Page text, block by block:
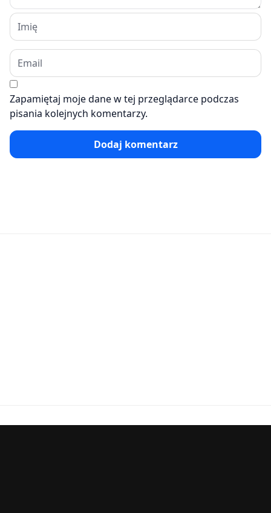
Zapamiętaj moje dane w tej przeglądarce podczas
pisania kolejnych komentarzy.
Dodaj komentarz